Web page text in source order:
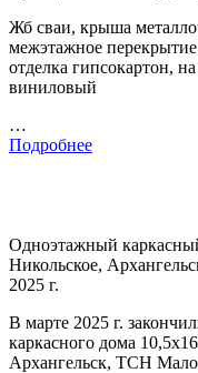
Жб сваи, крыша
межэтажное
отделка гипсокартон,
виниловый
…
Подробнее
Одноэтажный
Никольское,
2025 г.
В марте 2025 г.
каркасного дома
Архангельск, ТСН